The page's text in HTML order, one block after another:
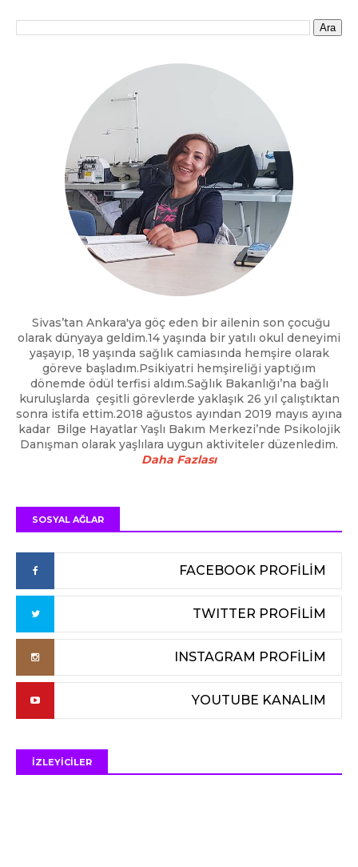
Sivas’tan Ankara'ya göç eden bir ailenin son çocuğu
olarak dünyaya geldim.14 yaşında bir yatılı okul deneyimi
yaşayıp, 18 yaşında sağlık camiasında hemşire olarak
göreve başladım.Psikiyatri hemşireliği yaptığım
dönemde ödül terfisi aldım.Sağlık Bakanlığı’na bağlı
kuruluşlarda çeşitli görevlerde yaklaşık 26 yıl çalıştıktan
sonra istifa ettim.2018 ağustos ayından 2019 mayıs ayına
kadar Bilge Hayatlar Yaşlı Bakım Merkezi’nde Psikolojik
Danışman olarak yaşlılara uygun aktiviteler düzenledim.
Daha Fazlası
SOSYAL AĞLAR
FACEBOOK PROFİLİM
TWITTER PROFİLİM
INSTAGRAM PROFİLİM
YOUTUBE KANALIM
İZLEYİCİLER